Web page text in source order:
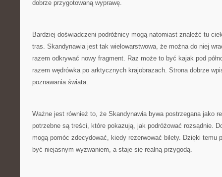
dobrze przygotowaną wyprawę.
Bardziej doświadczeni podróżnicy mogą natomiast znaleźć tu
tras. Skandynawia jest tak wielowarstwowa, że można do niej
razem odkrywać nowy fragment. Raz może to być kajak pod
razem wędrówka po arktycznych krajobrazach. Strona dobrze
poznawania świata.
Ważne jest również to, że Skandynawia bywa postrzegana jako
potrzebne są treści, które pokazują, jak podróżować rozsądnie.
mogą pomóc zdecydować, kiedy rezerwować bilety. Dzięki temu
być niejasnym wyzwaniem, a staje się realną przygodą.